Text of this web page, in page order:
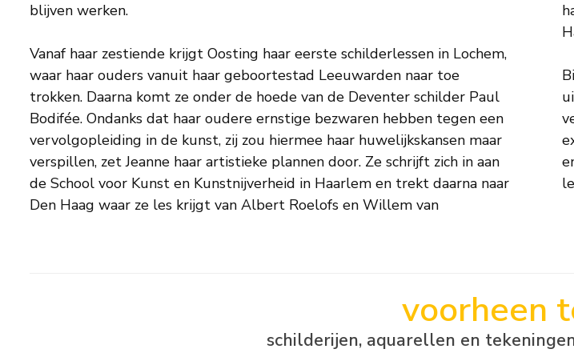
blijven werken.
Vanaf haar zestiende krijgt Oosting haar eerste schilderlessen in Lochem,
waar haar ouders vanuit haar geboortestad Leeuwarden naar toe
trokken. Daarna komt ze onder de hoede van de Deventer schilder Paul
Bodifée. Ondanks dat haar oudere ernstige bezwaren hebben tegen een
vervolgopleiding in de kunst, zij zou hiermee haar huwelijkskansen maar
verspillen, zet Jeanne haar artistieke plannen door. Ze schrijft zich in aan
de School voor Kunst en Kunstnijverheid in Haarlem en trekt daarna naar
Den Haag waar ze les krijgt van Albert Roelofs en Willem van
voorheen
schilderijen, aquarellen en